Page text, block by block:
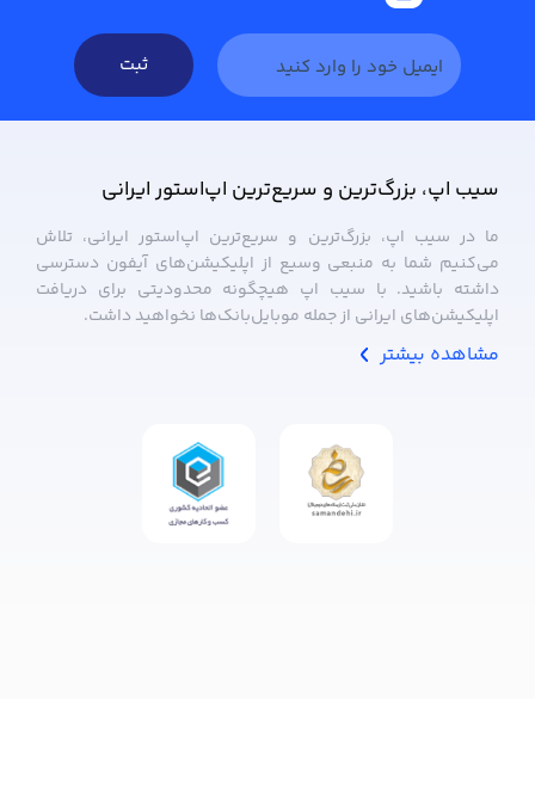
ثبت
سیب ‌اپ، بزرگ‌ترین و سریع‌ترین اپ‌استور ایرانی
ما در سیب ‌اپ، بزرگ‌ترین و سریع‌ترین اپ‌استور ایرانی، تلاش
می‌کنیم شما به منبعی وسیع از اپلیکیشن‌های آیفون دسترسی
داشته باشید. با سیب ‌اپ هیچگونه محدودیتی برای دریافت
اپلیکیشن‌های ایرانی از جمله موبایل‌بانک‌ها نخواهید داشت.
مشاهده بیشتر